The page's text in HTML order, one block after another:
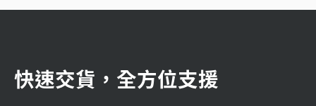
快速交貨，全方位支援